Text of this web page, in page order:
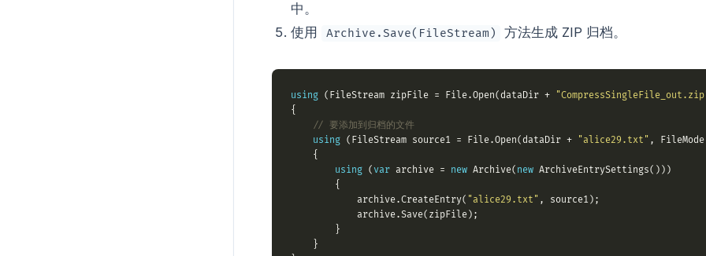
中。
使用
Archive.Save(FileStream) 方法生成 ZIP 归档。
using (FileStream zipFile = File.Open(dataDir +
// 要添加到归档的文件
using (FileStream source1 = File.Open(dataDir + "alice29.txt"
using (var archive = new Archive( new
            archive.CreateEntry(
"alice29.txt"